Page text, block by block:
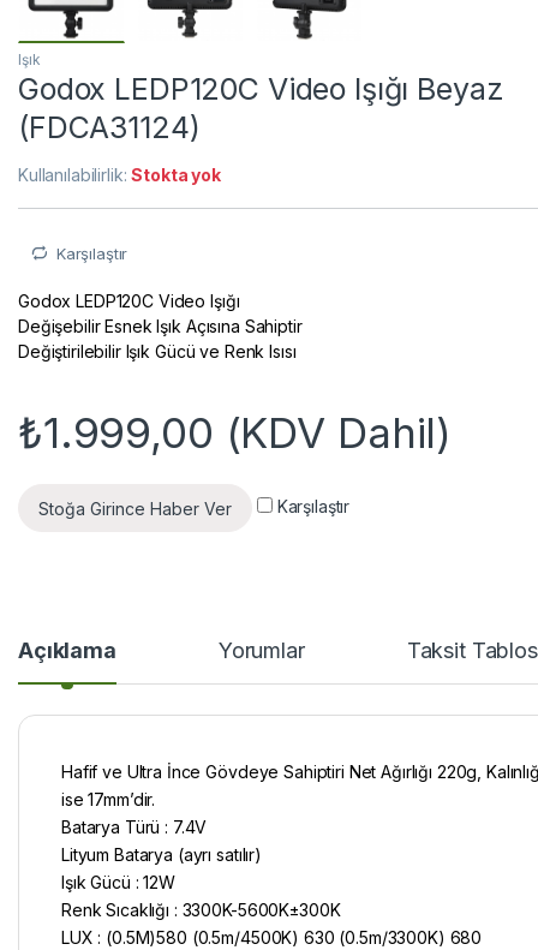
Işık
Godox LEDP120C Video Işığı Beyaz
(FDCA31124)
Kullanılabilirlik:Stokta yok
Karşılaştır
Godox LEDP120C Video Işığı
Değişebilir Esnek Işık Açısına Sahiptir
Değiştirilebilir Işık Gücü ve Renk Isısı
₺1.999,00 (KDV Dahil)
Stoğa Girince Haber Ver Karşılaştır
Açıklama Yorumlar Taksit
Hafif ve Ultra İnce Gövdeye Sahiptiri Net Ağırlığı 220g,
ise 17mm’dir.
Batarya Türü : 7.4V
Lityum Batarya (ayrı satılır)
Işık Gücü : 12W
Renk Sıcaklığı : 3300K-5600K±300K
LUX : (0.5M)580 (0.5m/4500K) 630 (0.5m/3300K) 680